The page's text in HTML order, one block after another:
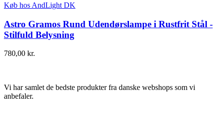
Køb hos AndLight DK
Astro Gramos Rund Udendørslampe i Rustfrit Stål -
Stilfuld Belysning
780,00 kr.
Vi har samlet de bedste produkter fra danske webshops som vi
anbefaler.